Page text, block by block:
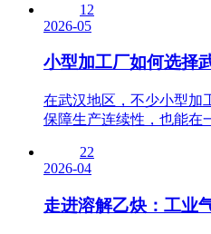
12
2026-05
小型加工厂如何选择
在武汉地区，不少小型加
保障生产连续性，也能在
22
2026-04
走进溶解乙炔：工业